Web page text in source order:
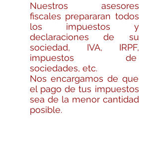
Nuestros asesores
fiscales prepararan todos
los impuestos y
declaraciones de su
sociedad, IVA, IRPF,
impuestos de
sociedades, etc.
Nos encargamos de que
el pago de tus impuestos
sea de la menor cantidad
posible.